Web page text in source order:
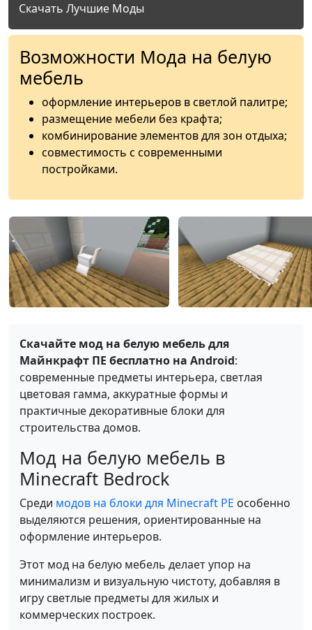
Скачать Лучшие Моды
Возможности Мода на белую
мебель
оформление интерьеров в светлой палитре;
размещение мебели без крафта;
комбинирование элементов для зон отдыха;
совместимость с современными
постройками.
Скачайте мод на белую мебель для
Майнкрафт ПЕ бесплатно на Android:
современные предметы интерьера, светлая
цветовая гамма, аккуратные формы и
практичные декоративные блоки для
строительства домов.
Мод на белую мебель в
Minecraft Bedrock
Среди модов на блоки для Minecraft PE особенно
выделяются решения, ориентированные на
оформление интерьеров.
Этот мод на белую мебель делает упор на
минимализм и визуальную чистоту, добавляя в
игру светлые предметы для жилых и
коммерческих построек.